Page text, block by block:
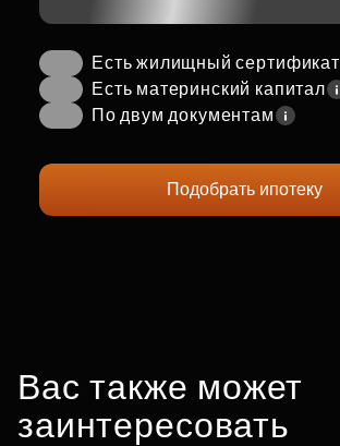
Есть жилищный сертификат
Есть материнский капитал
По двум документам
Подобрать ипотеку
Вас также может
заинтересовать